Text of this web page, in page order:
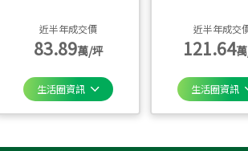
近半年成交價
83.89萬/坪
生活圈資訊
近半年成交
121.64
生活圈資訊